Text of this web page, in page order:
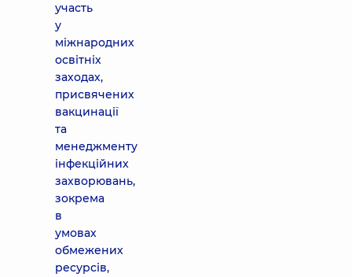
участь
у
міжнародних
освітніх
заходах,
присвячених
вакцинації
та
менеджменту
інфекційних
захворювань,
зокрема
в
умовах
обмежених
ресурсів,